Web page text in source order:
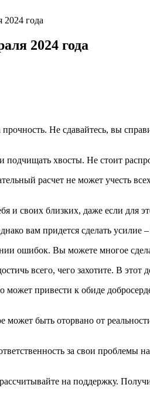
2024 года
2024 года
Не сдавайтесь, вы
хвосты. Не стоит
расчет не может учесть
и своих близких, даже если для
вам придется сделать
ошибок. Вы можете многое
всего, чего захотите. В
может привести к обиде
быть оторвано от
за свои
на поддержку.